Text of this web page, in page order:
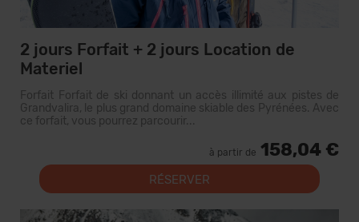
2 jours Forfait + 2 jours Location de
Materiel
Forfait Forfait de ski donnant un accès illimité aux pistes de
Grandvalira, le plus grand domaine skiable des Pyrénées. Avec
ce forfait, vous pourrez parcourir...
à partir de 158,04 €
RÉSERVER